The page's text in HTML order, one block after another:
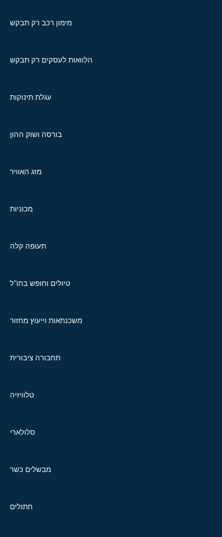
מימון רכב רק תבקש
הלוואות לעסקים רק תבקש
עגלת תינוקות
בורסה ושוק ההון
מזג האוויר
מכוניות
תעופה קלה
טיולים וחופש בחו"ל
משכנתאות וייעוץ מחזור
תחבורה ציבורית
טלוויזיה
סלולארי
מבשלים כשר
חתולים